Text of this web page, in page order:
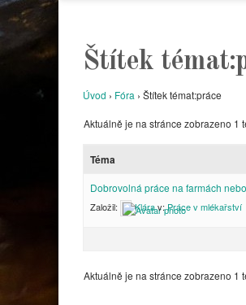
Štítek
Úvod › Fóra › Štítek témat:práce
Aktuálně je na stránce zobrazeno 1
Téma
Dobrovolná práce na farmách
Založil: Klárav:Práce v mlékařství
Aktuálně je na stránce zobrazeno 1